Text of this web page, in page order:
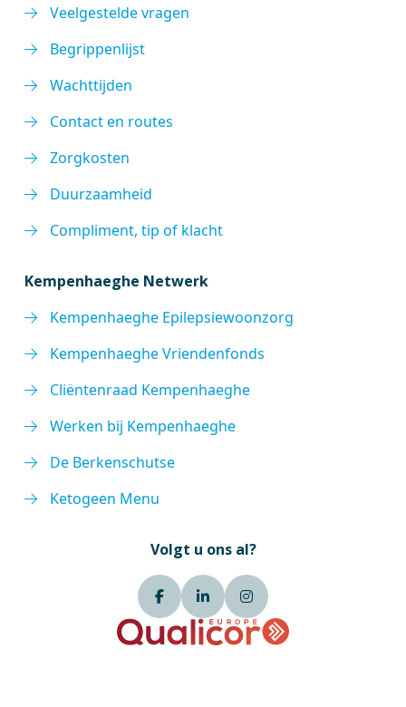
Veelgestelde vragen
Begrippenlijst
Wachttijden
Contact en routes
Zorgkosten
Duurzaamheid
Compliment, tip of klacht
Kempenhaeghe Netwerk
Kempenhaeghe Epilepsiewoonzorg
Kempenhaeghe Vriendenfonds
Cliëntenraad Kempenhaeghe
Werken bij Kempenhaeghe
De Berkenschutse
Ketogeen Menu
Volgt u ons al?